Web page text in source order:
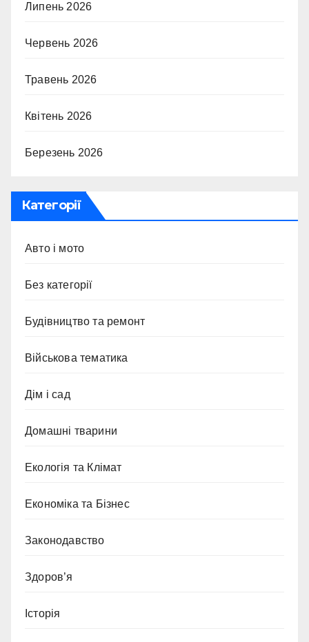
Липень 2026
Червень 2026
Травень 2026
Квітень 2026
Березень 2026
Категорії
Авто і мото
Без категорії
Будівництво та ремонт
Військова тематика
Дім і сад
Домашні тварини
Екологія та Клімат
Економіка та Бізнес
Законодавство
Здоров’я
Історія